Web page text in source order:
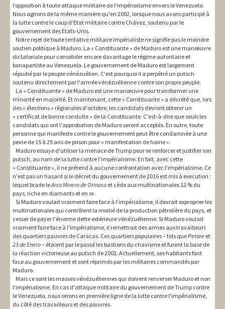
l’opposition à toute attaque militaire de l'impérialisme envers le Venezuela.
Nous agirons de la même manière qu'en 2002, lorsque nous avons participé à
la lutte contre le coup d'Etat militaire contre Chávez, soutenu par le
gouvernement des Etats-Unis.
Notre rejet de toute tentative militaire impérialiste ne signifie pas le moindre
soutien politique à Maduro. La « Constituante » de Maduro est une manœuvre
dictatoriale pour consolider encore davantage le régime autoritaire et
bonapartiste au Venezuela. Le gouvernement de Maduro est largement
répudié par le peuple vénézuélien. C'est pourquoi il a perpétré un putsch
soutenu directement par l'armée vénézuélienne contre son propre peuple.
La « Constituante » de Maduro est une manœuvre pour transformer une
minorité en majorité. Et maintenant, cette « Constituante » a décrété que, lors
des « élections » régionales d'octobre, les candidats devront obtenir un
« certificat de bonne conduite » de la Constituante. C'est-à-dire que seuls les
candidats qui ont l'approbation de Maduro seront acceptés. En outre, toute
personne qui manifeste contre le gouvernement peut être condamnée à une
peine de 15 à 25 ans de prison pour « manifestation de haine ».
Maduro essaye d'utiliser la menace de Trump pour se renforcer et justifier son
putsch, au nom de la lutte contre l'impérialisme. En fait, avec cette
« Constituante », il ne prétend à aucune confrontation avec l'impérialisme. Ce
n'est pas un hasard si le décret du gouvernement de 2016 est mis à execution ;
lequel brade leArco Minero de Orinoco et cède aux multinationales 12 % du
pays, riche en diamants et en or.
Si Maduro voulait vraiment faire face à l'impérialisme, il devrait exproprier les
multinationales qui contrôlent la moitié de la production pétrolière du pays, et
cesser de payer l'énorme dette extérieure vénézuélienne. Si Maduro voulait
vraiment faire face à l'impérialisme, il remettrait des armes aux travailleurs
des quartiers pauvres de Caracas. Ces quartiers populaires – tels quePetare et
23 de Enero– étaient par le passé les bastions du chavisme et furent la base de
la réaction victorieuse au putsch de 2002. Actuellement, ses habitants font
face au gouvernement et sont réprimés par les militaires commandés par
Maduro.
Mais ce sont les masses vénézuéliennes qui doivent renverser Maduro et non
l'impérialisme. En cas d'attaque militaire du gouvernement de Trump contre
le Venezuela, nous serons en première ligne de la lutte contre l'impérialisme,
du côté des travailleurs et des pauvres.